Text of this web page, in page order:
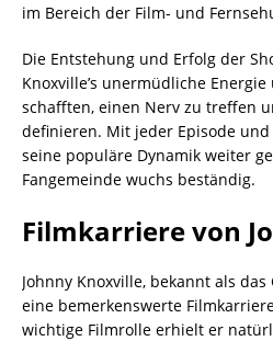
im Bereich der Film- und
Die Entstehung und Erfolg der
Knoxville’s unermüdliche
schafften, einen Nerv zu treffen
definieren. Mit jeder Episode
seine populäre Dynamik weiter
Fangemeinde wuchs beständig.
Filmkarriere von
Johnny Knoxville, bekannt als das
eine bemerkenswerte
wichtige Filmrolle erhielt er